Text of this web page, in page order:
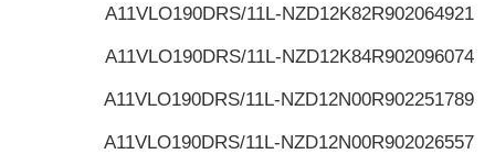
R902064921
A11VLO190DRS/11L-NZD12K82
R902096074
A11VLO190DRS/11L-NZD12K84
R902251789
A11VLO190DRS/11L-NZD12N00
R902026557
A11VLO190DRS/11L-NZD12N00